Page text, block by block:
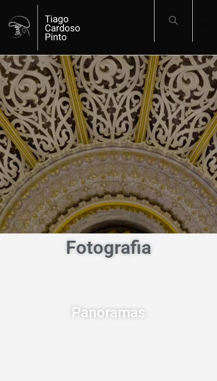
Fotografia
Panoramas